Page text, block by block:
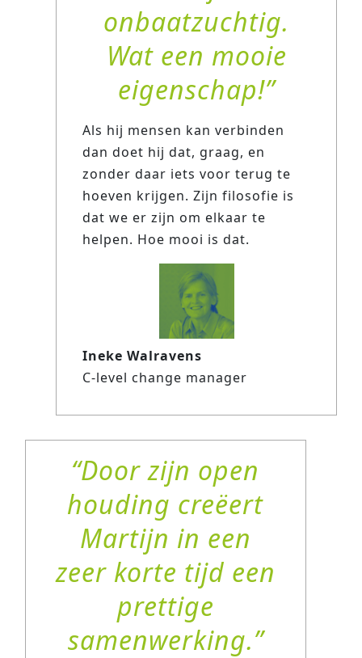
onbaatzuchtig.
Wat een mooie
eigenschap!
Als hij mensen kan verbinden
dan doet hij dat, graag, en
zonder daar iets voor terug te
hoeven krijgen. Zijn filosofie is
dat we er zijn om elkaar te
helpen. Hoe mooi is dat.
Ineke Walravens
C-level change manager
Door zijn open
houding creëert
Martijn in een
zeer korte tijd een
prettige
samenwerking.